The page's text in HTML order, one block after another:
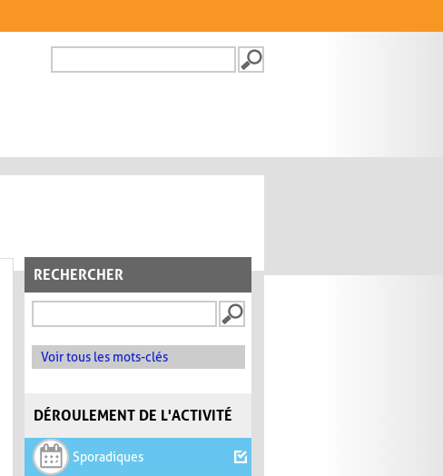
FORMULAIRE DE
RECHERCHER
Voir tous les mots-clés
DÉROULEMENT DE L'ACTIVITÉ
Sporadiques